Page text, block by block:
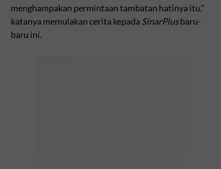
menghampakan permintaan tambatan hatinya itu,“
katanya memulakan cerita kepada SinarPlusbaru-
baru ini.